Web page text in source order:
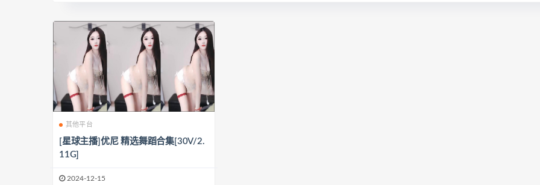
其他平台
[星球主播]优尼 精选舞蹈合集[30V/2.
11G]
2024-12-15